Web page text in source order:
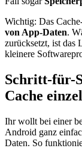
Wichtig: Das
von App-Daten.
zurücksetzt, ist das
kleinere
Schritt-für-
Cache
Ihr wollt bei einer
Android ganz
Daten. So